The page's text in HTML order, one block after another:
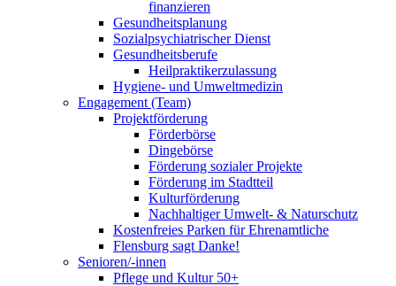
finanzieren
Gesundheitsplanung
Sozialpsychiatrischer Dienst
Gesundheitsberufe
Heilpraktikerzulassung
Hygiene- und Umweltmedizin
Engagement (Team)
Projektförderung
Förderbörse
Dingebörse
Förderung sozialer Projekte
Förderung im Stadtteil
Kulturförderung
Nachhaltiger Umwelt- & Naturschutz
Kostenfreies Parken für Ehrenamtliche
Flensburg sagt Danke!
Senioren/-innen
Pflege und Kultur 50+